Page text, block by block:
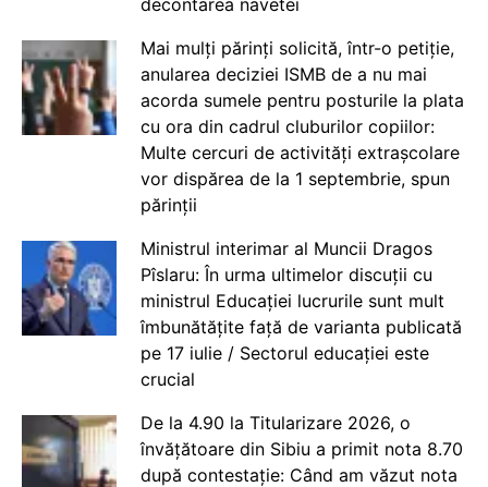
Mai mulți părinți solicită, într-o petiție,
anularea deciziei ISMB de a nu mai
acorda sumele pentru posturile la plata
cu ora din cadrul cluburilor copiilor:
Multe cercuri de activități extrașcolare
vor dispărea de la 1 septembrie, spun
părinții
Ministrul interimar al Muncii Dragos
Pîslaru: În urma ultimelor discuții cu
ministrul Educației lucrurile sunt mult
îmbunătățite față de varianta publicată
pe 17 iulie / Sectorul educației este
crucial
De la 4.90 la Titularizare 2026, o
învățătoare din Sibiu a primit nota 8.70
după contestație: Când am văzut nota